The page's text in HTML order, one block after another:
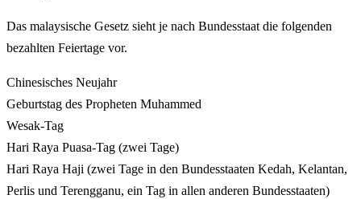
Das malaysische Gesetz sieht je nach Bundesstaat die folgenden
bezahlten Feiertage vor.
Chinesisches Neujahr
Geburtstag des Propheten Muhammed
Wesak-Tag
Hari Raya Puasa-Tag (zwei Tage)
Hari Raya Haji (zwei Tage in den Bundesstaaten Kedah, Kelantan,
Perlis und Terengganu, ein Tag in allen anderen Bundesstaaten)